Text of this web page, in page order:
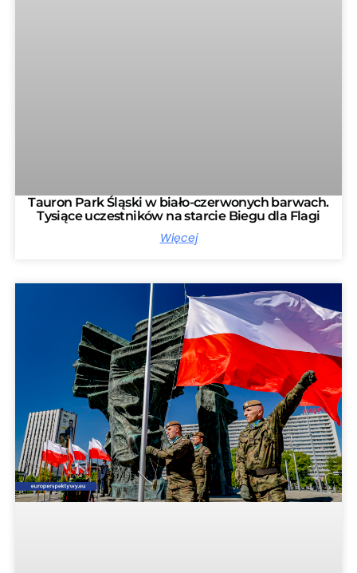
Tauron Park Śląski w biało-czerwonych barwach.
Tysiące uczestników na starcie Biegu dla Flagi
Więcej